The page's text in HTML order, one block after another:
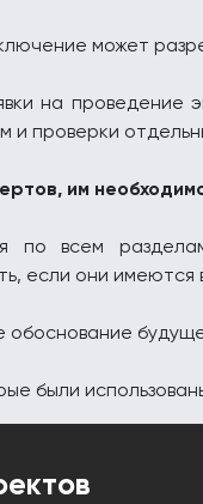
может
на проведение
и проверки
им
по всем
если они
обоснование
были